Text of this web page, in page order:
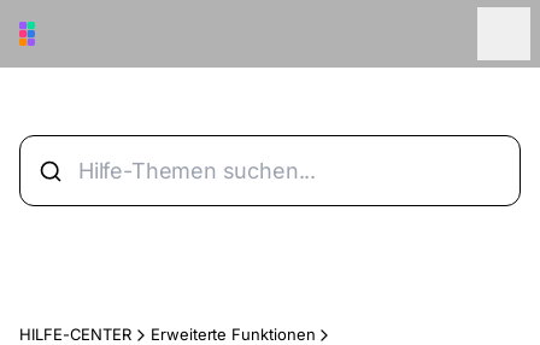
HILFE-CENTER
Erweiterte Funktionen